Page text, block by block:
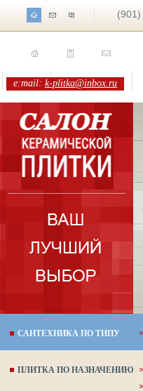
(901)
e:mail: k-plitka@inbox.ru
Splendida
САНТЕХНИКА ПО ТИПУ
ПЛИТКА ПО НАЗНАЧЕНИЮ